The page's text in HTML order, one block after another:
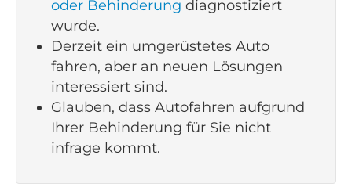
oder Behinderung diagnostiziert
wurde.
Derzeit ein umgerüstetes Auto
fahren, aber an neuen Lösungen
interessiert sind.
Glauben, dass Autofahren aufgrund
Ihrer Behinderung für Sie nicht
infrage kommt.